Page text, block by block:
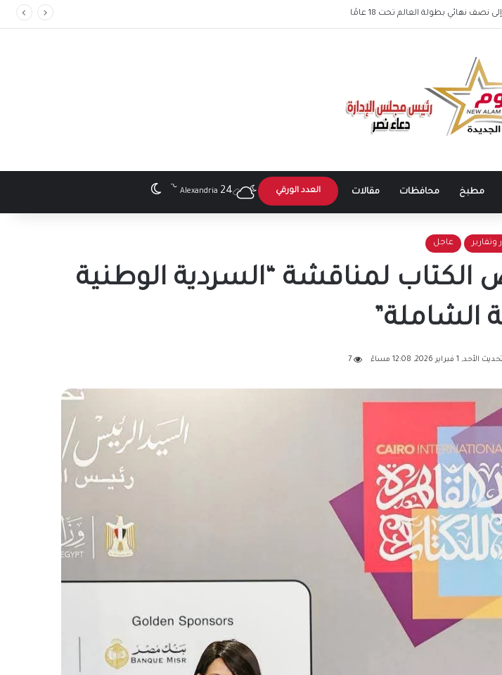
مرحلة جديدة للنجم المصري في الدوري التركي
مطبخ محافظات مقالات العدد الورقي Alexandria 24
℃ الوضع المظلم
وتقارير عاجل
لمناقشة “السردية الوطنية
الشاملة”
1 فبراير 2026, 12:08 مساءً 7